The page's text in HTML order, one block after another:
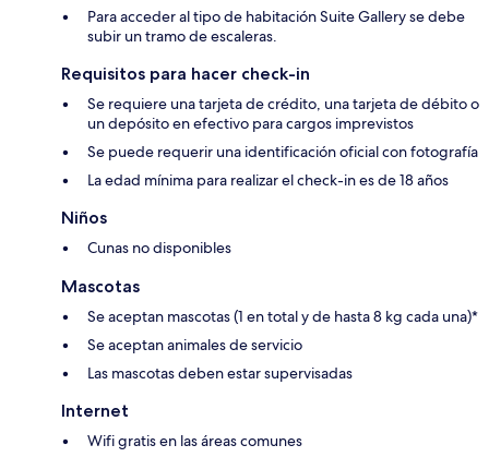
Para acceder al tipo de habitación Suite Gallery se debe
subir un tramo de escaleras.
Requisitos para hacer check-in
Se requiere una tarjeta de crédito, una tarjeta de débito o
un depósito en efectivo para cargos imprevistos
Se puede requerir una identificación oficial con fotografía
La edad mínima para realizar el check-in es de 18 años
Niños
Cunas no disponibles
Mascotas
Se aceptan mascotas (1 en total y de hasta 8 kg cada una)*
Se aceptan animales de servicio
Las mascotas deben estar supervisadas
Internet
Wifi gratis en las áreas comunes